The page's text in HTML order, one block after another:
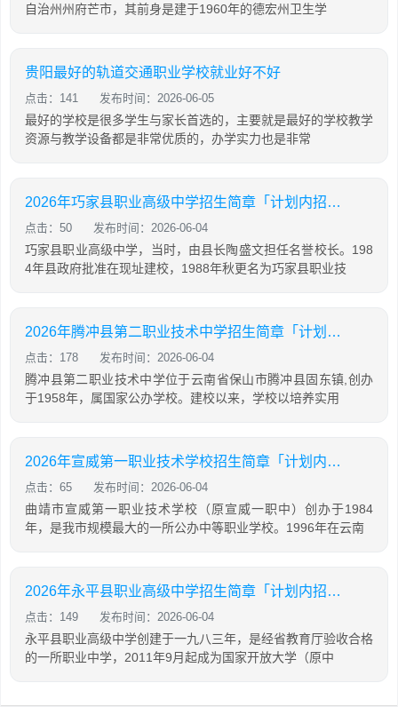
自治州州府芒市，其前身是建于1960年的德宏州卫生学
贵阳最好的轨道交通职业学校就业好不好
点击：141 发布时间：2026-06-05
最好的学校是很多学生与家长首选的，主要就是最好的学校教学
资源与教学设备都是非常优质的，办学实力也是非常
2026年巧家县职业高级中学招生简章「计划内招生」
点击：50 发布时间：2026-06-04
巧家县职业高级中学，当时，由县长陶盛文担任名誉校长。198
4年县政府批准在现址建校，1988年秋更名为巧家县职业技
2026年腾冲县第二职业技术中学招生简章「计划内招生」
点击：178 发布时间：2026-06-04
腾冲县第二职业技术中学位于云南省保山市腾冲县固东镇,创办
于1958年，属国家公办学校。建校以来，学校以培养实用
2026年宣威第一职业技术学校招生简章「计划内招生」
点击：65 发布时间：2026-06-04
曲靖市宣威第一职业技术学校（原宣威一职中）创办于1984
年，是我市规模最大的一所公办中等职业学校。1996年在云南
2026年永平县职业高级中学招生简章「计划内招生」
点击：149 发布时间：2026-06-04
永平县职业高级中学创建于一九八三年，是经省教育厅验收合格
的一所职业中学，2011年9月起成为国家开放大学（原中